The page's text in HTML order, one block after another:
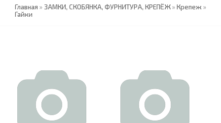
Главная » ЗАМКИ, СКОБЯНКА, ФУРНИТУРА, КРЕПЁЖ»Крепеж »
Гайки